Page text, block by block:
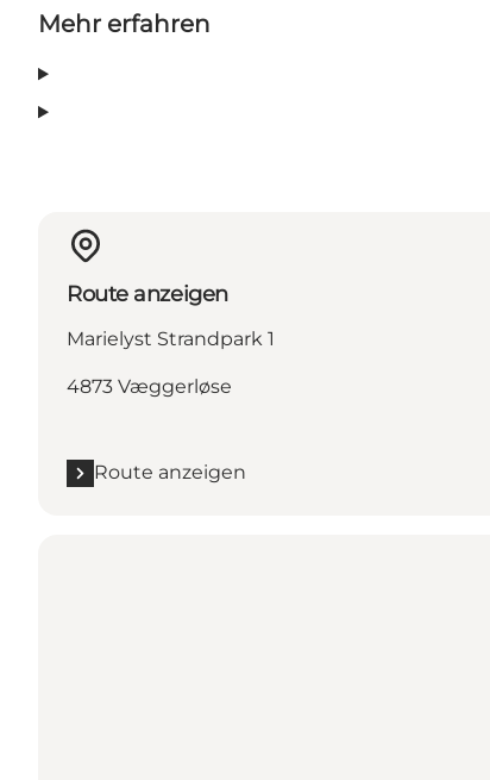
Mehr erfahren
Route anzeigen
Marielyst Strandpark 1
4873 Væggerløse
Route anzeigen